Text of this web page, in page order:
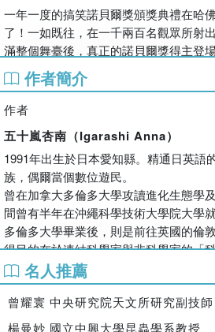
一年一度的搞笑諾貝爾獎頒獎典禮在哈
了！一如既往，在一千兩百名觀眾所射
滿整個舞臺後，真正的諾貝爾獎得主登
正式開始啦！本書精選了40個獲頒搞笑
瞭解這些看起來好像古怪又無厘頭的研
事。
● 我不是喜歡聞胸罩的變態！這是我的防
伊蓮娜博士出生於烏克蘭，是一位曾經
師。她發現在事故現場中，大部分的受
射性粒子，使得健康受到危害，因此若
毒面具，將能大大減少受害者數量。在
家年幼的兒子把玩胸罩的畫面得到了靈
命胸罩「Ebbra」。當遇到危急時刻，
它就能夠搖身一變成為救命的防毒面具。
● 你的排尿時間與大象的排尿時間誰比
胡立德教授因為被還是嬰兒的兒子尿了
作者簡介
作者
五十嵐杏南（Igarashi Anna）
1991年出生於日本愛知縣。精通日英語
族，偶爾當個數位遊民。
曾在加拿大多倫多大學攻讀進化生態學
間曾有半年在沖繩科學技術大學院大學
多倫多大學畢業後，則是前往英國的倫
得目的在於連結科學家與非科學家的「
倫敦帝國學院在學期間，同時擔任NHK
BBC的研究員。回到日本之後，曾擔任
2016年11月成為自由工作者。2019年9
動系統研究所之院士。
名人推薦
曾耀寰 中央研究院天文所研究副技師
楊曼妙 國立中興大學昆蟲學系教授